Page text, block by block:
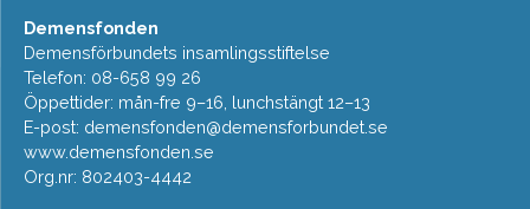
Demensfonden
Demensförbundets insamlingsstiftelse
Telefon: 08-658 99 26
Öppettider: mån-fre 9–16, lunchstängt 12–13
E-post: demensfonden@demensforbundet.se
www.demensfonden.se
Org.nr: 802403-4442